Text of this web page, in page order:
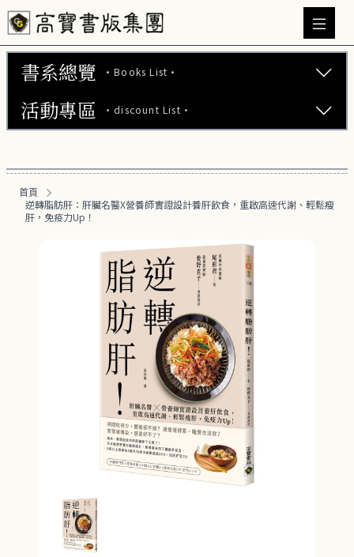
書系總覽 ·Books List·
文學小說 (737)
商業財經 (100)
醫療保健 (55)
親子教養 (13)
人文史哲 (73)
活動專區 ·discount List·
【2本7折】高寶小說系列全圖鑑書展
【66折】高寶小說系列全圖鑑書展
首頁
逆轉脂肪肝：肝臟名醫X營養師實證設計養肝飲食，重啟高速代謝、輕鬆瘦
肝，免疫力Up！